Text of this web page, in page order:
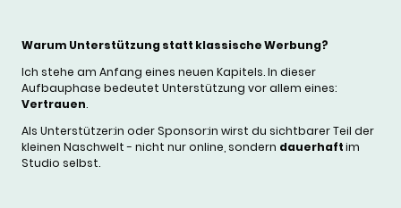
Warum Unterstützung statt klassische Werbung?
Ich stehe am Anfang eines neuen Kapitels. In dieser
Aufbauphase bedeutet Unterstützung vor allem eines:
Vertrauen.
Als Unterstützer:in oder Sponsor:in wirst du sichtbarer Teil der
kleinen Naschwelt - nicht nur online, sondern dauerhaftim
Studio selbst.